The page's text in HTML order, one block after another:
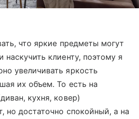
что яркие предметы могут
наскучить клиенту, поэтому я
увеличивать яркость
их объем. То есть на
кухня, ковер)
но достаточно спокойный, а на